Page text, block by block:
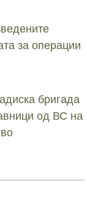
за операции
бригада
од ВС на